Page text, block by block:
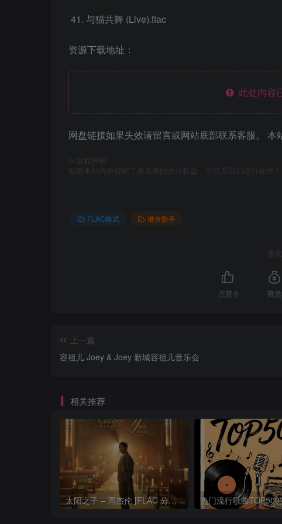
与猫共舞 (Live).flac
资源下载地址：
此处内容
网盘链接如果失效请留言或网站底部联系客服。 本
版权声明
如若本站内容侵犯了原著者的合法权益，可联系我们进行处理
FLAC格式 港台歌手
喜
点赞 6 赞赏
上一篇
容祖儿 Joey & Joey 新城容祖儿音乐会
相关推荐
太阳之子 – 周杰伦 [FLAC 分轨 192Khz 24bit]